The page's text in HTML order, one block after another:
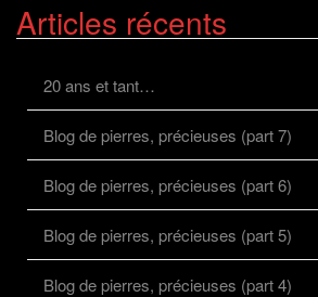
Articles récents
20 ans et tant…
Blog de pierres, précieuses (part 7)
Blog de pierres, précieuses (part 6)
Blog de pierres, précieuses (part 5)
Blog de pierres, précieuses (part 4)